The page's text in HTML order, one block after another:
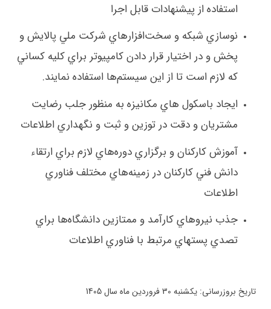
استفاده از پيشنهادات قابل اجرا
نوسازي شبكه و سخت‌افزارهاي شركت ملي پالايش و
پخش و در اختيار قرار دادن كامپيوتر براي كليه كساني
كه لازم است تا از اين سيستم‌ها استفاده نمايند.
ايجاد باسكول هاي مكانيزه به منظور جلب رضايت
مشتريان و دقت در توزين و ثبت و نگهداري اطلاعات
آموزش كاركنان و برگزاري دوره‌هاي لازم براي ارتقاء
دانش فني كاركنان در زمينه‌هاي مختلف فناوري
اطلاعات
جذب نيروهاي كارآمد و ممتازين دانشگاه‌ها براي
تصدي پستهاي مرتبط با فناوري اطلاعات
تاریخ بروزرسانی: یکشنبه 30 فروردین ماه سال 1405